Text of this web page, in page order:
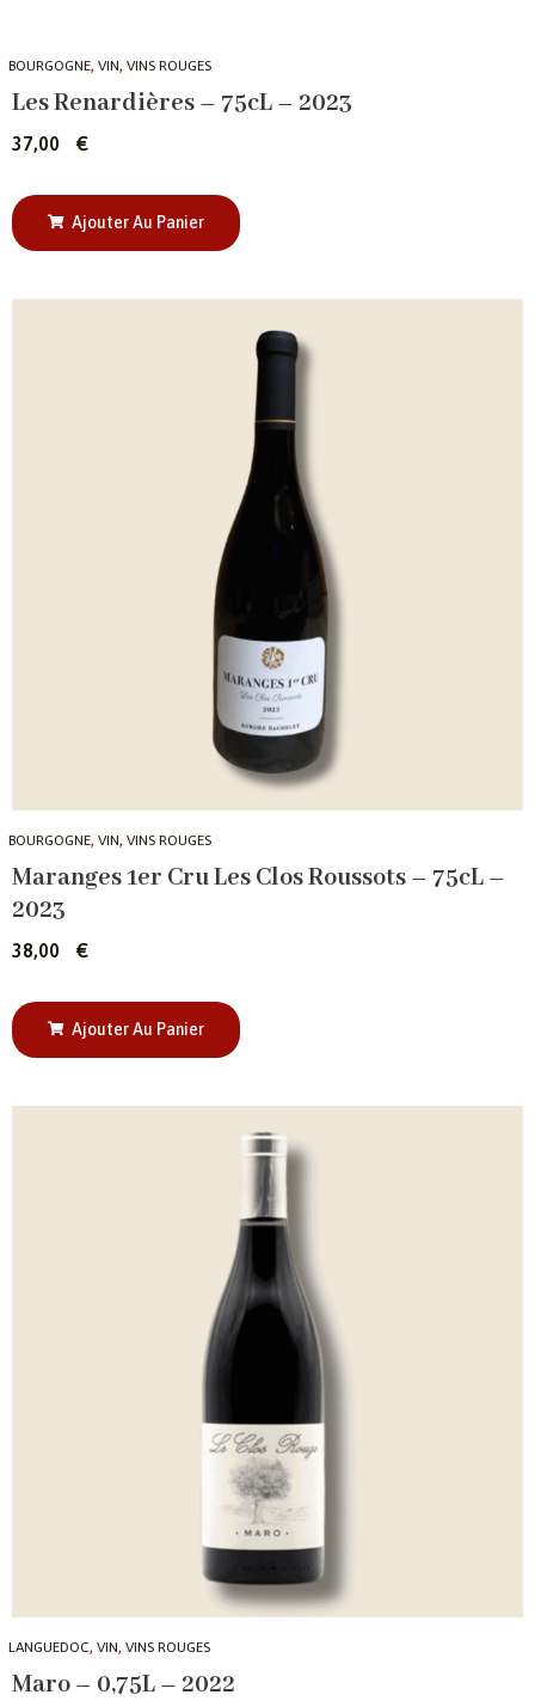
BOURGOGNE, VIN, VINS ROUGES
Les Renardières – 75cL – 2023
37,00 €
Ajouter Au Panier
BOURGOGNE, VIN, VINS ROUGES
Maranges 1er Cru Les Clos Roussots – 75cL –
2023
38,00 €
Ajouter Au Panier
LANGUEDOC, VIN, VINS ROUGES
Maro – 0,75L – 2022